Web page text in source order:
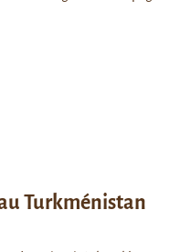
Turkménistan